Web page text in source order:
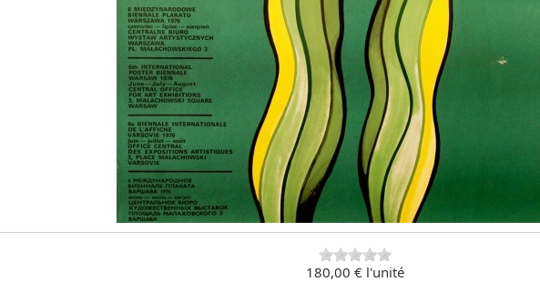
180,00 € l'unité